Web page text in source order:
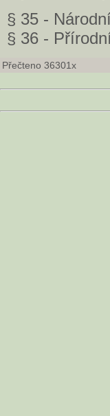
§ 35 -
§ 36 -
Přečteno 36301x